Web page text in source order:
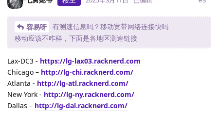
容易呀
有测速信息吗？移动宽带网络连接快吗
移动应该不咋样，下面是各地区测速链接
Lax-DC3 - https://lg-lax03.racknerd.com
Chicago – http://lg-chi.racknerd.com/
Atlanta - http://lg-atl.racknerd.com/
New York - http://lg-ny.racknerd.com/
Dallas – http://lg-dal.racknerd.com/